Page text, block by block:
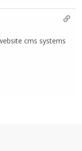
cms systems